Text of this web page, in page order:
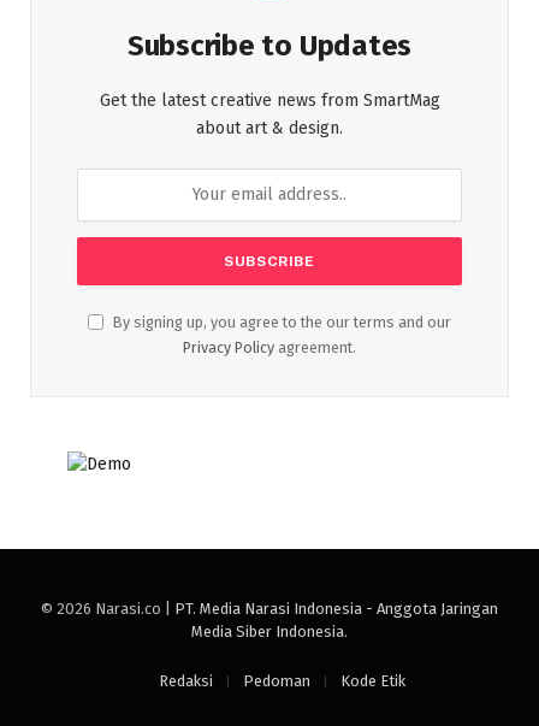
Subscribe to Updates
Get the latest creative news from SmartMag
about art & design.
By signing up, you agree to the our terms and our
Privacy Policy agreement.
© 2026 Narasi.co | PT. Media Narasi Indonesia - Anggota Jaringan
Media Siber Indonesia.
Redaksi Pedoman Kode Etik